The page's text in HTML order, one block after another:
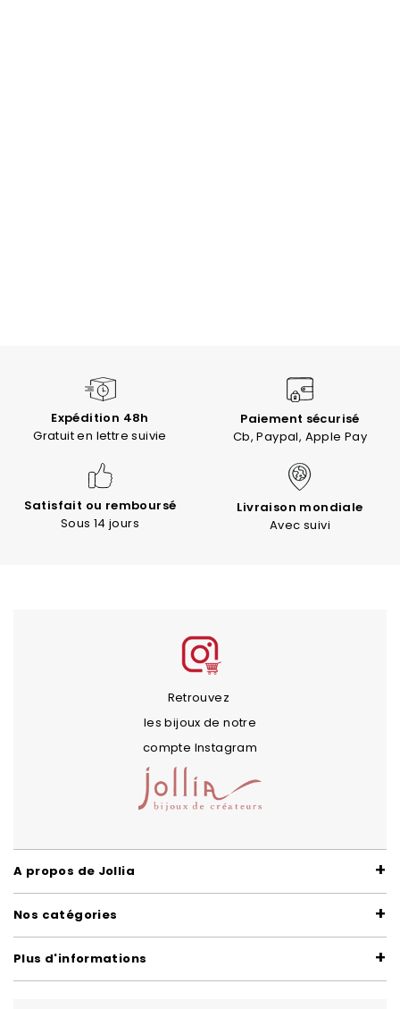
Expédition 48h
Gratuit en lettre suivie
Paiement sécurisé
Cb, Paypal, Apple Pay
Satisfait ou remboursé
Sous 14 jours
Livraison mondiale
Avec suivi
Retrouvez
les bijoux de notre
compte Instagram
A propos de Jollia
Nos catégories
Plus d'informations